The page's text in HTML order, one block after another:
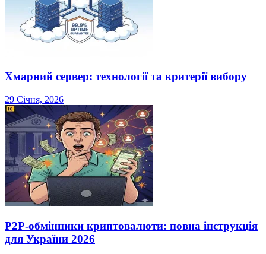
Хмарний сервер: технології та критерії вибору
29 Січня, 2026
P2P-обмінники криптовалюти: повна інструкція
для України 2026